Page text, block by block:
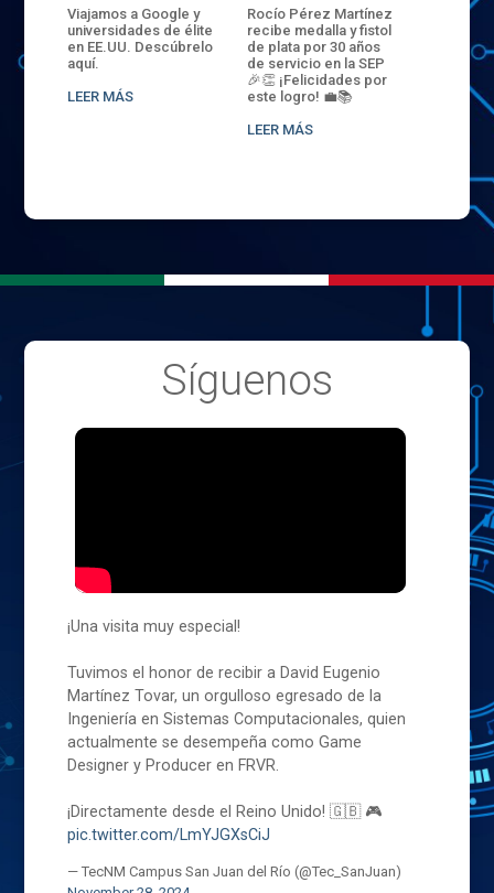
Viajamos a Google y
universidades de élite
en EE.UU. Descúbrelo
aquí.
LEER MÁS
Rocío Pérez Martínez
recibe medalla y fistol
de plata por 30 años
de servicio en la SEP
🎉👏 ¡Felicidades por
este logro! 💼📚
LEER MÁS
ENECB-
del
batalla.
32
sede
Síguenos
¡Una visita muy especial!
Tuvimos el honor de recibir a David Eugenio
Martínez Tovar, un orgulloso egresado de la
Ingeniería en Sistemas Computacionales, quien
actualmente se desempeña como Game
Designer y Producer en FRVR.
¡Directamente desde el Reino Unido! 🇬🇧 🎮
pic.twitter.com/LmYJGXsCiJ
— TecNM Campus San Juan del Río (@Tec_SanJuan)